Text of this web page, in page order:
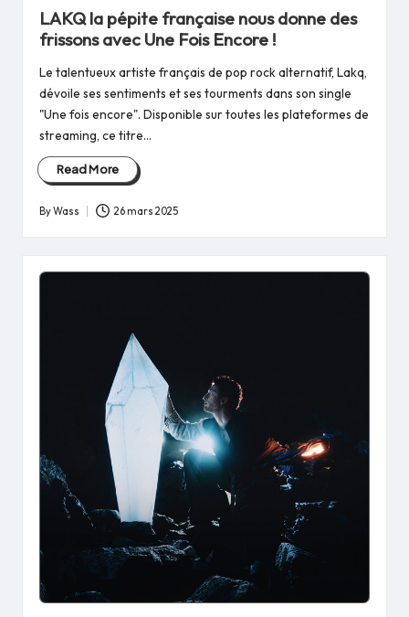
LAKQ la pépite française nous donne des
frissons avec Une Fois Encore !
Le talentueux artiste français de pop rock alternatif, Lakq,
dévoile ses sentiments et ses tourments dans son single
"Une fois encore". Disponible sur toutes les plateformes de
streaming, ce titre…
Read More
Posted
ByWass 26 mars 2025